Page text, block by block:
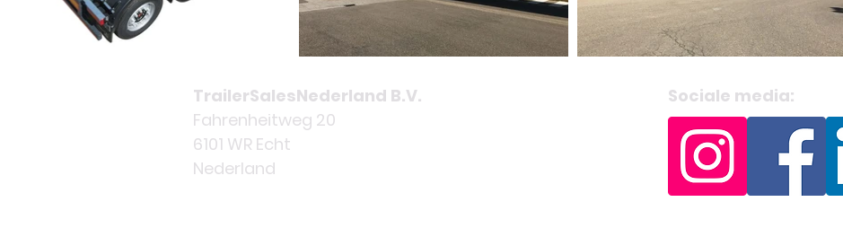
TrailerSalesNederland B.V.
Fahrenheitweg 20
6101 WR Echt
Nederland
Sociale media: